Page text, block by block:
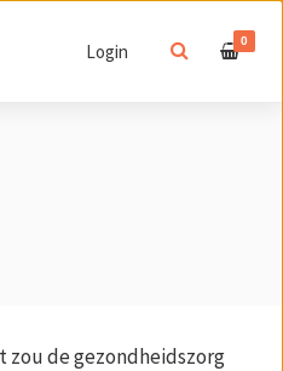
Login 0
zou de gezondheidszorg